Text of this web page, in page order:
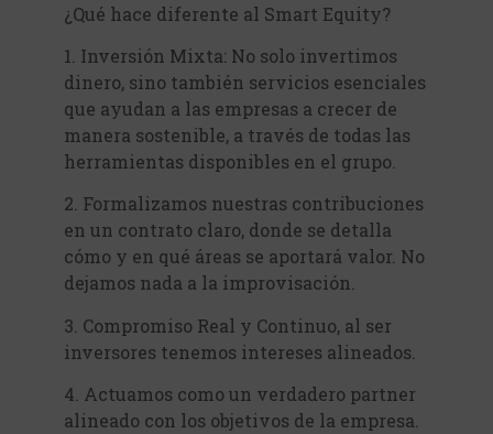
¿Qué hace diferente al Smart Equity?
1. Inversión Mixta: No solo invertimos
dinero, sino también servicios esenciales
que ayudan a las empresas a crecer de
manera sostenible, a través de todas las
herramientas disponibles en el grupo.
2. Formalizamos nuestras contribuciones
en un contrato claro, donde se detalla
cómo y en qué áreas se aportará valor. No
dejamos nada a la improvisación.
3. Compromiso Real y Continuo, al ser
inversores tenemos intereses alineados.
4. Actuamos como un verdadero partner
alineado con los objetivos de la empresa.